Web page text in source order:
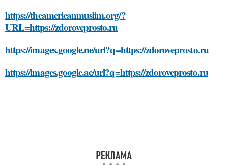
https://theamericanmuslim.org/?
URL=https://zdoroveprosto.ru
https://images.google.ne/url?q=https://zdoroveprosto.ru
https://images.google.ae/url?q=https://zdoroveprosto.ru